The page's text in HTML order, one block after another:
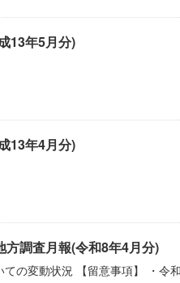
13年5月分)
13年4月分)
方調査月報(令和8年4月分)
の変動状況 【留意事項】 ・令